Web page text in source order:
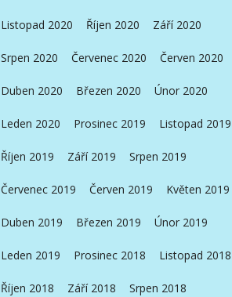
Listopad 2020 Říjen 2020 Září 2020
Srpen 2020 Červenec 2020 Červen 2020
Duben 2020 Březen 2020 Únor 2020
Leden 2020 Prosinec 2019 Listopad 2019
Říjen 2019 Září 2019 Srpen 2019
Červenec 2019 Červen 2019 Květen 2019
Duben 2019 Březen 2019 Únor 2019
Leden 2019 Prosinec 2018 Listopad 2018
Říjen 2018 Září 2018 Srpen 2018